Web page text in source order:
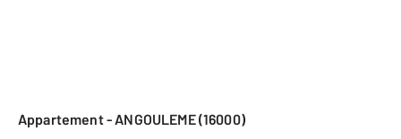
Appartement - ANGOULEME (16000)